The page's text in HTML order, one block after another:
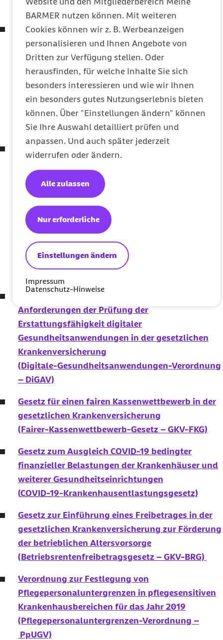
BARMER nutzen können. Mit weiteren
Cookies können wir z. B. Werbeanzeigen
personalisieren und Ihnen Angebote von
Dritten zur Verfügung stellen. Oder
herausfinden, für welche Inhalte Sie sich
besonders interessieren und wie wir Ihnen
ein besonders gutes Nutzungserlebnis bieten
können. Über "Einstellungen ändern" können
Sie Ihre Auswahl detailliert prüfen und
anpassen. Und auch später jederzeit
widerrufen oder ändern.
Einstellungen ändern
Nur erforderliche
Alle zulassen
Impressum
Datenschutz-Hinweise
Tragweite
Verordnung zum AusgleichCOVID-19bedingter
finanzieller Belastungen der Zahnärztinnen und
Zahnärzte, der Heilmittelerbringer und der
Einrichtungen des Müttergenesungswerks oder
gleichartigen Einrichtungen sowie zur
Pflegehilfsmittelversorgung
COVID-19 -Versorgungsstrukturen-
Schutzverordnung – COVID-19-VSt-SchutzV)
Verordnung über Abweichungen von den
Sozialgesetzbuch, des Apothekengesetzes, der
Apothekenbetriebsordnung, der
Arzneimittelpreisverordnung, des
Betäubungsmittelgesetzes und der
Betäubungsmittel-Verschreibungsverordnung
infolge der
-Epidemie
SARS-CoV-2-
Anforderungen der Prüfung der
Erstattungsfähigkeit digitaler
Gesundheitsanwendungen in der gesetzlichen
Krankenversicherung
(Digitale-Gesundheitsanwendungen-Verordnung
– DiGAV)
Gesetz für einen fairen Kassenwettbewerb in der
gesetzlichen Krankenversicherung
(Fairer-Kassenwettbewerb-Gesetz – GKV-FKG)
Gesetz zum Ausgleich COVID-19 bedingter
finanzieller Belastungen der Krankenhäuser und
weiterer Gesundheitseinrichtungen
(COVID-19-Krankenhausentlastungsgesetz)
Gesetz zur Einführung eines Freibetrages in der
gesetzlichen Krankenversicherung zur Förderung
der betrieblichen Altersvorsorge
(Betriebsrentenfreibetragsgesetz – GKV-BRG)
Verordnung zur Festlegung von
Pflegepersonaluntergrenzen in pflegesensitiven
Krankenhausbereichen für das Jahr 2019
(Pflegepersonaluntergrenzen-Verordnung –
PpUGV)